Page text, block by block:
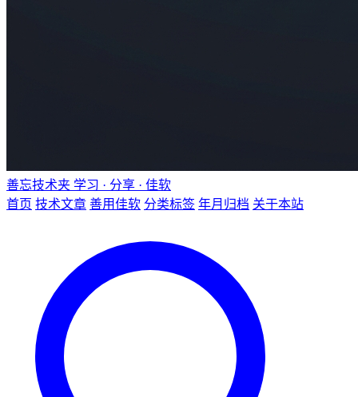
善忘技术夹 学习 · 分享 · 佳软
首页 技术文章 善用佳软 分类标签 年月归档 关于本站